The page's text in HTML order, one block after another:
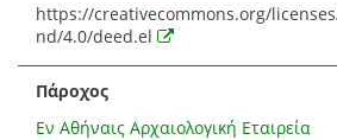
https://creativecommons.org/
nd/4.0/deed.el
Πάροχος
Εν Αθήναις Αρχαιολογική Εταιρεία